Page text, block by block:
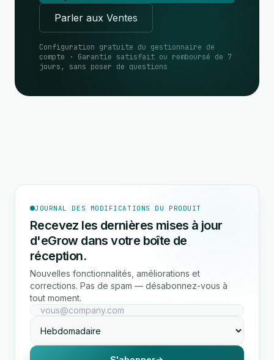
Parler aux Ventes
Configuration gratuite du gestionnaire de
compte · Garantie satisfait ou remboursé de 7
jours, sans poser de questions
JOURNAL DES MODIFICATIONS DU PRODUIT
Recevez les dernières mises à jour
d'eGrow dans votre boîte de
réception.
Nouvelles fonctionnalités, améliorations et
corrections. Pas de spam — désabonnez-vous à
tout moment.